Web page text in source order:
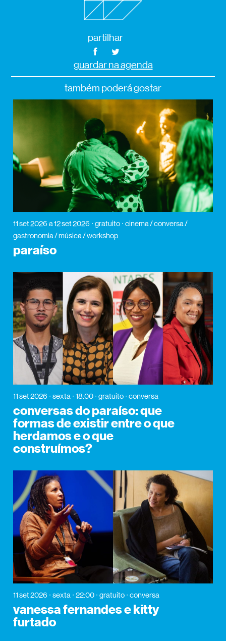
partilhar
guardar na agenda
também poderá gostar
11 set 2026 a 12 set 2026 gratuito
cinema / conversa /
gastronomia / música / workshop
paraíso
11 set 2026 sexta 18:00 gratuito conversa
conversas do paraíso: que
formas de existir entre o que
herdamos e o que
construímos?
11 set 2026 sexta 22:00 gratuito conversa
vanessa fernandes e kitty
furtado